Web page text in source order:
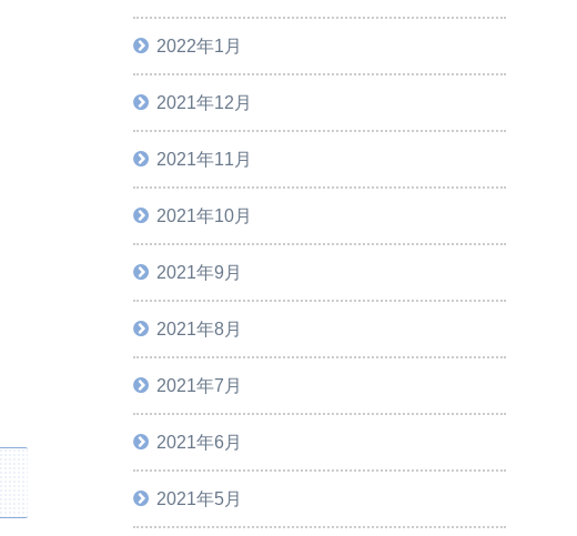
2022年1月
2021年12月
2021年11月
2021年10月
2021年9月
2021年8月
2021年7月
2021年6月
2021年5月